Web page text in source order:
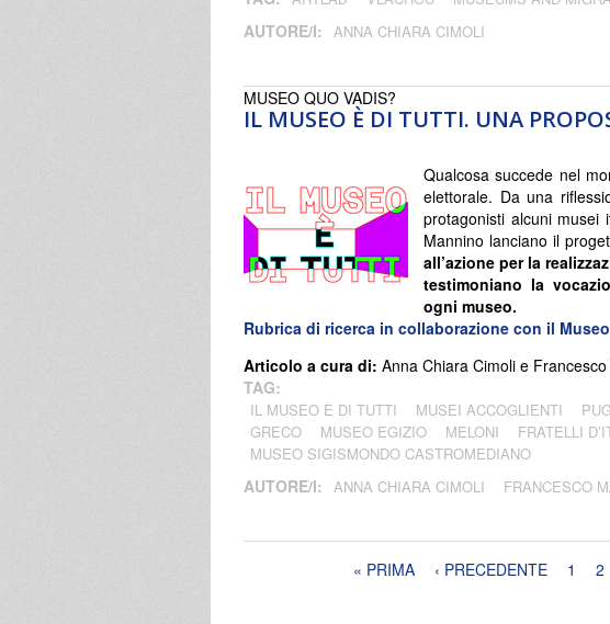
AUTORE/I: ANNA CHIARA CIMOLI
IL MUSEO È DI TUTTI. UNA
MUSEO QUO VADIS?
Qualcosa succede nel
elettorale. Da una
protagonisti alcuni musei
Mannino lanciano il
all’azione per la
testimoniano la
ogni museo.
Rubrica di ricerca in collaborazione con il
Articolo a cura di: Anna Chiara Cimoli e
TAG:
IL MUSEO È DI TUTTI MUSEI ACCOGLIENTI
GRECO
MUSEO EGIZIO MELONI FRATELLI
MUSEO SIGISMONDO CASTROMEDIANO
AUTORE/I: ANNA CHIARA CIMOLI FRANCESCO
« PRIMA ‹ PRECEDENTE 1 2